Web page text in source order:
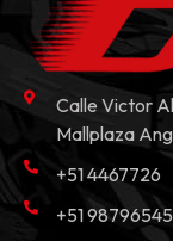
Calle Victor
Mallplaza
+51 4467726
+51